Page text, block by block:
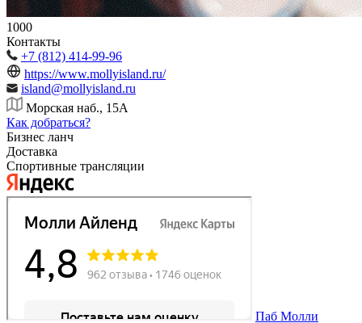
1000
Контакты
+7 (812) 414-99-96
https://www.mollyisland.ru/
island@mollyisland.ru
Морская наб., 15А
Как добраться?
Бизнес ланч
Доставка
Спортивные трансляции
Паб Молли